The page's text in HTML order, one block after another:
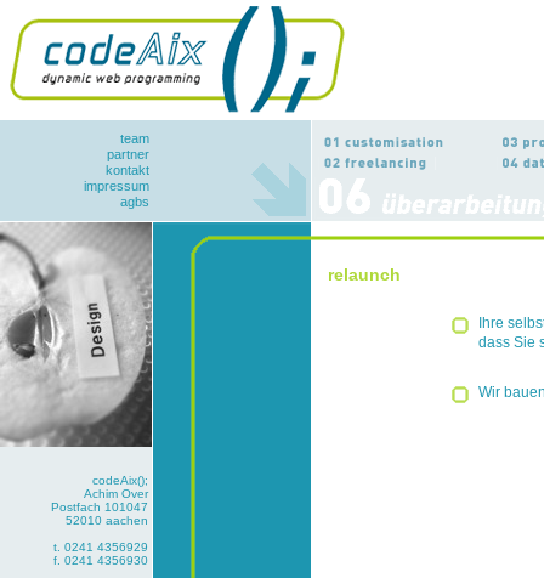
team
partner
kontakt
impressum
agbs
codeAix();
Achim Over
Postfach 101047
52010 aachen
t. 0241 4356929
f. 0241 4356930
relaunch
Ihre
dass Sie
Wir